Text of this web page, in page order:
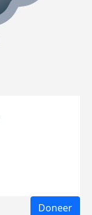
Doneer